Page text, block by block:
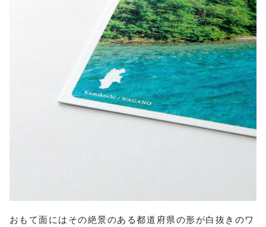
おもて面にはその絶景のある都道府県の形が白抜きのワ